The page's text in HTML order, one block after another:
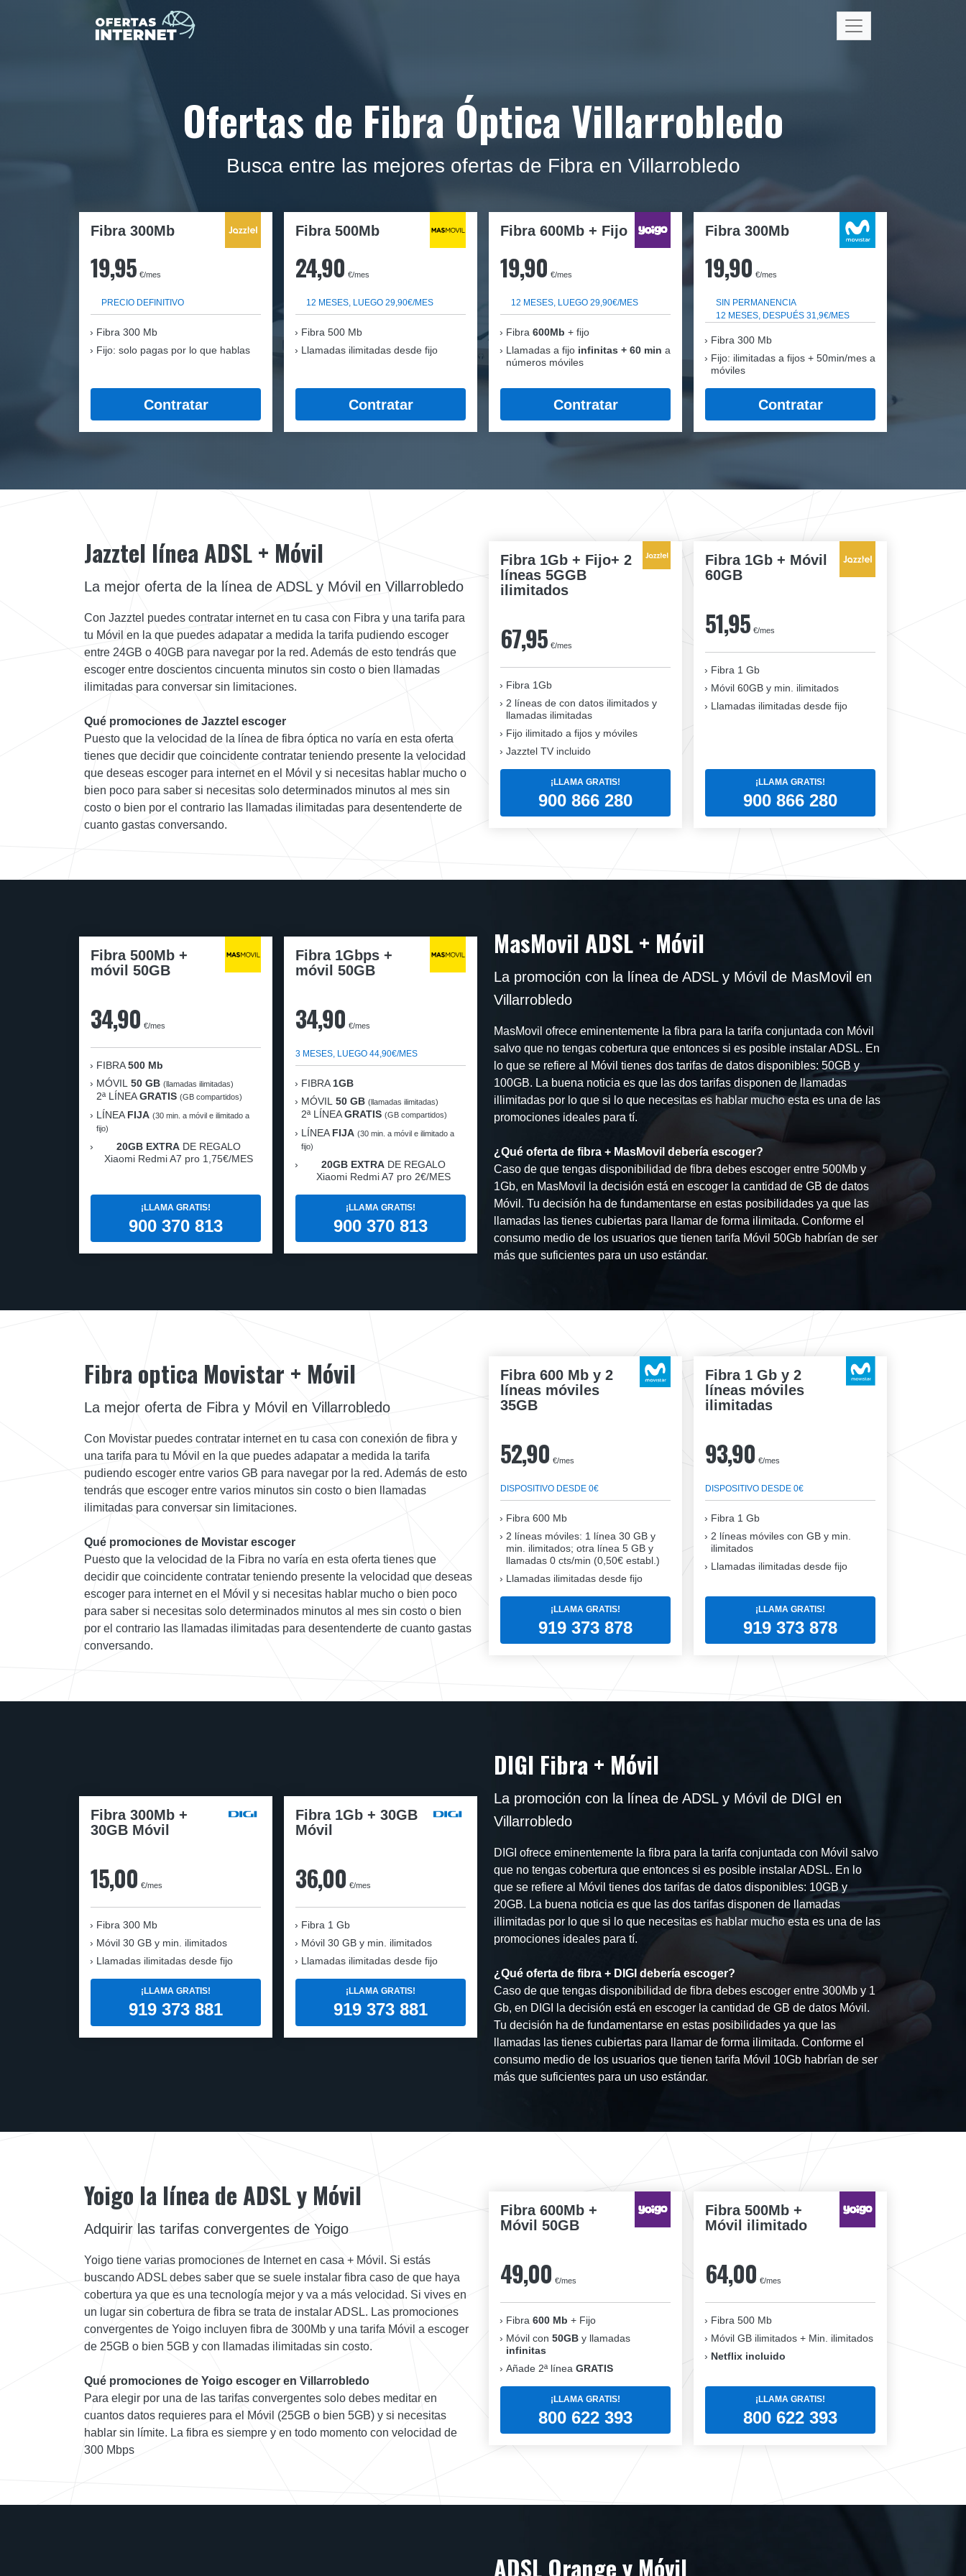
Ofertas de Fibra Óptica Villarrobledo
Busca entre las mejores ofertas de Fibra en Villarrobledo
Fibra 300Mb
19,95 €/mes
PRECIO DEFINITIVO
Fibra 300 Mb
Fijo: solo pagas por lo que hablas
Contratar
Fibra 500Mb
24,90 €/mes
12 MESES, LUEGO 29,90€/MES
Fibra 500 Mb
Llamadas ilimitadas desde fijo
Contratar
Fibra 600Mb + Fijo
19,90 €/mes
12 MESES, LUEGO 29,90€/MES
Fibra 600Mb + fijo
Llamadas a fijo infinitas + 60 min a
números móviles
Contratar
Fibra 300Mb
19,90 €/mes
SIN PERMANENCIA
12 MESES, DESPUÉS 31,9€/MES
Fibra 300 Mb
Fijo: ilimitadas a fijos + 50min/mes a
móviles
Contratar
Fibra 1Gb + Fijo+ 2
líneas 5GGB
ilimitados
67,95 €/mes
Fibra 1Gb
2 líneas de con datos ilimitados y
llamadas ilimitadas
Fijo ilimitado a fijos y móviles
Jazztel TV incluido
¡LLAMA GRATIS!
900 866 280
Fibra 1Gb + Móvil
60GB
51,95 €/mes
Fibra 1 Gb
Móvil 60GB y min. ilimitados
Llamadas ilimitadas desde fijo
¡LLAMA GRATIS!
900 866 280
Jazztel línea ADSL + Móvil
La mejor oferta de la línea de ADSL y Móvil en Villarrobledo
Con Jazztel puedes contratar internet en tu casa con Fibra y una tarifa para
tu Móvil en la que puedes adapatar a medida la tarifa pudiendo escoger
entre 24GB o 40GB para navegar por la red. Además de esto tendrás que
escoger entre doscientos cincuenta minutos sin costo o bien llamadas
ilimitadas para conversar sin limitaciones.
Qué promociones de Jazztel escoger
Puesto que la velocidad de la línea de fibra óptica no varía en esta oferta
tienes que decidir que coincidente contratar teniendo presente la velocidad
que deseas escoger para internet en el Móvil y si necesitas hablar mucho o
bien poco para saber si necesitas solo determinados minutos al mes sin
costo o bien por el contrario las llamadas ilimitadas para desentenderte de
cuanto gastas conversando.
Fibra 500Mb +
móvil 50GB
34,90 €/mes
FIBRA 500 Mb
MÓVIL 50 GB (llamadas ilimitadas)
2ª LÍNEAGRATIS (GB compartidos)
LÍNEA FIJA (30 min. a móvil e ilimitado a
fijo)
20GB EXTRA DE REGALO
Xiaomi Redmi A7 pro 1,75€/MES
¡LLAMA GRATIS!
900 370 813
Fibra 1Gbps +
móvil 50GB
34,90 €/mes
3 MESES, LUEGO 44,90€/MES
FIBRA 1GB
MÓVIL 50 GB (llamadas ilimitadas)
2ª LÍNEAGRATIS (GB compartidos)
LÍNEA FIJA (30 min. a móvil e ilimitado a
fijo)
20GB EXTRA DE REGALO
Xiaomi Redmi A7 pro 2€/MES
¡LLAMA GRATIS!
900 370 813
MasMovil ADSL + Móvil
La promoción con la línea de ADSL y Móvil de MasMovil en
Villarrobledo
MasMovil ofrece eminentemente la fibra para la tarifa conjuntada con Móvil
salvo que no tengas cobertura que entonces si es posible instalar ADSL. En
lo que se refiere al Móvil tienes dos tarifas de datos disponibles: 50GB y
100GB. La buena noticia es que las dos tarifas disponen de llamadas
illimitadas por lo que si lo que necesitas es hablar mucho esta es una de las
promociones ideales para tí.
¿Qué oferta de fibra + MasMovil debería escoger?
Caso de que tengas disponibilidad de fibra debes escoger entre 500Mb y
1Gb, en MasMovil la decisión está en escoger la cantidad de GB de datos
Móvil. Tu decisión ha de fundamentarse en estas posibilidades ya que las
llamadas las tienes cubiertas para llamar de forma ilimitada. Conforme el
consumo medio de los usuarios que tienen tarifa Móvil 50Gb habrían de ser
más que suficientes para un uso estándar.
Fibra 600 Mb y 2
líneas móviles
35GB
52,90 €/mes
DISPOSITIVO DESDE 0€
Fibra 600 Mb
2 líneas móviles: 1 línea 30 GB y
min. ilimitados; otra línea 5 GB y
llamadas 0 cts/min (0,50€ establ.)
Llamadas ilimitadas desde fijo
¡LLAMA GRATIS!
919 373 878
Fibra 1 Gb y 2
líneas móviles
ilimitadas
93,90 €/mes
DISPOSITIVO DESDE 0€
Fibra 1 Gb
2 líneas móviles con GB y min.
ilimitados
Llamadas ilimitadas desde fijo
¡LLAMA GRATIS!
919 373 878
Fibra optica Movistar + Móvil
La mejor oferta de Fibra y Móvil en Villarrobledo
Con Movistar puedes contratar internet en tu casa con conexión de fibra y
una tarifa para tu Móvil en la que puedes adapatar a medida la tarifa
pudiendo escoger entre varios GB para navegar por la red. Además de esto
tendrás que escoger entre varios minutos sin costo o bien llamadas
ilimitadas para conversar sin limitaciones.
Qué promociones de Movistar escoger
Puesto que la velocidad de la Fibra no varía en esta oferta tienes que
decidir que coincidente contratar teniendo presente la velocidad que deseas
escoger para internet en el Móvil y si necesitas hablar mucho o bien poco
para saber si necesitas solo determinados minutos al mes sin costo o bien
por el contrario las llamadas ilimitadas para desentenderte de cuanto gastas
conversando.
Fibra 300Mb +
30GB Móvil
15,00 €/mes
Fibra 300 Mb
Móvil 30 GB y min. ilimitados
Llamadas ilimitadas desde fijo
¡LLAMA GRATIS!
919 373 881
Fibra 1Gb + 30GB
Móvil
36,00 €/mes
Fibra 1 Gb
Móvil 30 GB y min. ilimitados
Llamadas ilimitadas desde fijo
¡LLAMA GRATIS!
919 373 881
DIGI Fibra + Móvil
La promoción con la línea de ADSL y Móvil de DIGI en
Villarrobledo
DIGI ofrece eminentemente la fibra para la tarifa conjuntada con Móvil salvo
que no tengas cobertura que entonces si es posible instalar ADSL. En lo
que se refiere al Móvil tienes dos tarifas de datos disponibles: 10GB y
20GB. La buena noticia es que las dos tarifas disponen de llamadas
illimitadas por lo que si lo que necesitas es hablar mucho esta es una de las
promociones ideales para tí.
¿Qué oferta de fibra + DIGI debería escoger?
Caso de que tengas disponibilidad de fibra debes escoger entre 300Mb y 1
Gb, en DIGI la decisión está en escoger la cantidad de GB de datos Móvil.
Tu decisión ha de fundamentarse en estas posibilidades ya que las
llamadas las tienes cubiertas para llamar de forma ilimitada. Conforme el
consumo medio de los usuarios que tienen tarifa Móvil 10Gb habrían de ser
más que suficientes para un uso estándar.
Fibra 600Mb +
Móvil 50GB
49,00 €/mes
Fibra 600 Mb + Fijo
Móvil con 50GB y llamadas
infinitas
Añade 2ª línea GRATIS
¡LLAMA GRATIS!
800 622 393
Fibra 500Mb +
Móvil ilimitado
64,00 €/mes
Fibra 500 Mb
Móvil GB ilimitados + Min. ilimitados
Netflix incluido
¡LLAMA GRATIS!
800 622 393
Yoigo la línea de ADSL y Móvil
Adquirir las tarifas convergentes de Yoigo
Yoigo tiene varias promociones de Internet en casa + Móvil. Si estás
buscando ADSL debes saber que se suele instalar fibra caso de que haya
cobertura ya que es una tecnología mejor y va a más velocidad. Si vives en
un lugar sin cobertura de fibra se trata de instalar ADSL. Las promociones
convergentes de Yoigo incluyen fibra de 300Mb y una tarifa Móvil a escoger
de 25GB o bien 5GB y con llamadas ilimitadas sin costo.
Qué promociones de Yoigo escoger en Villarrobledo
Para elegir por una de las tarifas convergentes solo debes meditar en
cuantos datos requieres para el Móvil (25GB o bien 5GB) y si necesitas
hablar sin límite. La fibra es siempre y en todo momento con velocidad de
300 Mbps
ADSL Orange y Móvil